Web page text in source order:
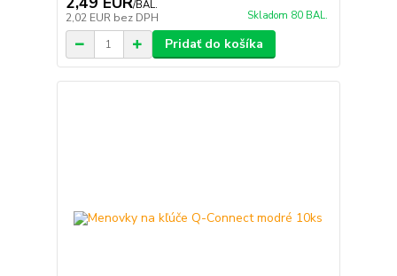
/BAL.
2,02 EUR bez DPH Skladom 80 BAL.
Pridať do košíka